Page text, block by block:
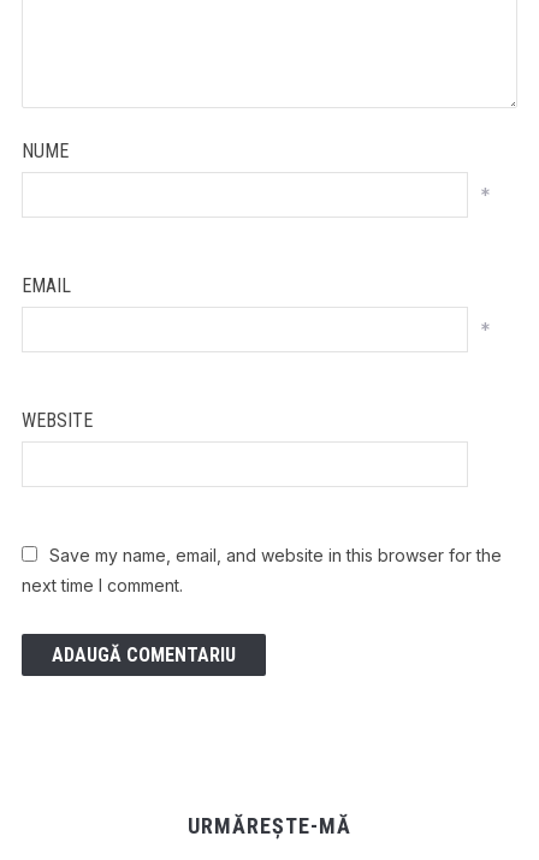
NUME
*
EMAIL
*
WEBSITE
Save my name, email, and website in this browser for the
next time I comment.
URMĂREȘTE-MĂ